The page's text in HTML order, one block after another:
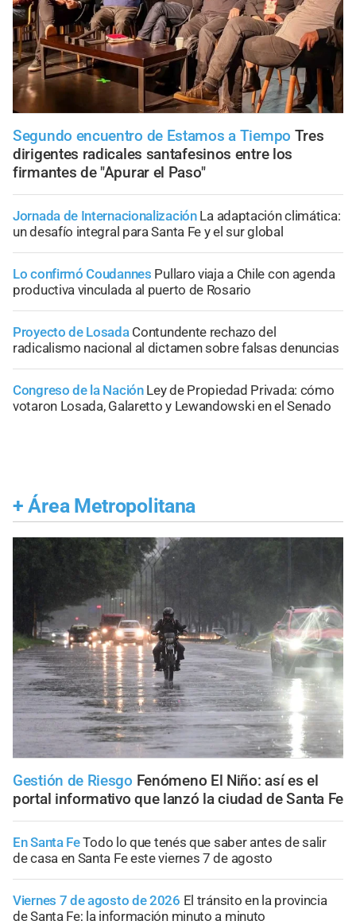
Segundo encuentro de Estamos a Tiempo Tres
dirigentes radicales santafesinos entre los
firmantes de "Apurar el Paso"
Jornada de Internacionalización La adaptación climática:
un desafío integral para Santa Fe y el sur global
Lo confirmó Coudannes Pullaro viaja a Chile con agenda
productiva vinculada al puerto de Rosario
Proyecto de Losada Contundente rechazo del
radicalismo nacional al dictamen sobre falsas denuncias
Congreso de la Nación Ley de Propiedad Privada: cómo
votaron Losada, Galaretto y Lewandowski en el Senado
+ Área Metropolitana
Gestión de Riesgo Fenómeno El Niño: así es el
portal informativo que lanzó la ciudad de Santa Fe
En Santa FeTodo lo que tenés que saber antes de salir
de casa en Santa Fe este viernes 7 de agosto
Viernes 7 de agosto de 2026 El tránsito en la provincia
de Santa Fe; la información minuto a minuto